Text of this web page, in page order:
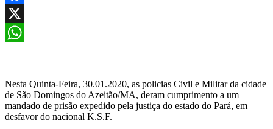
Facebook
X
Nesta Quinta-Feira, 30.01.2020, as policias Civil e Militar da cidade
de São Domingos do Azeitão/MA, deram cumprimento a um
mandado de prisão expedido pela justiça do estado do Pará, em
desfavor do nacional K.S.F.